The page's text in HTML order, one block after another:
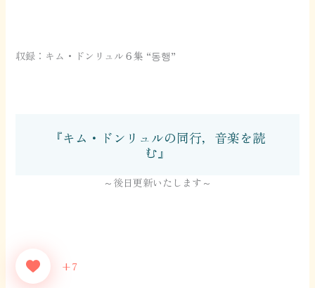
収録：キム・ドンリュル６集 “동행”
『キム・ドンリュルの同行，音楽を読
む』
～後日更新いたします～
+7